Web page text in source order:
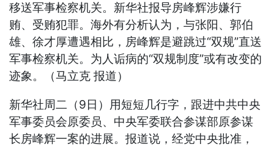
移送军事检察机关。新华社报导房峰辉涉嫌行
贿、受贿犯罪。海外有分析认为，与张阳、郭伯
雄、徐才厚遭遇相比，房峰辉是避跳过“双规”直送
军事检察机关。为人诟病的“双规制度”或有改变的
迹象。（马立克 报道）
新华社周二（9日）用短短几行字，跟进中共中央
军事委员会原委员、中央军委联合参谋部原参谋
长房峰辉一案的进展。报道说，经党中央批准，